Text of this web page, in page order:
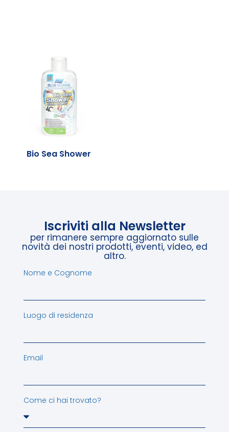
Bio Sea Shower
Iscriviti alla Newsletter
per rimanere sempre aggiornato sulle
novità dei nostri prodotti, eventi, video, ed
altro.
Nome e Cognome
Luogo di residenza
Email
Come ci hai trovato?